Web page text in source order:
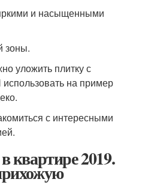
и насыщенными
зоны.
уложить плитку с
на пример
с интересными
квартире 2019.